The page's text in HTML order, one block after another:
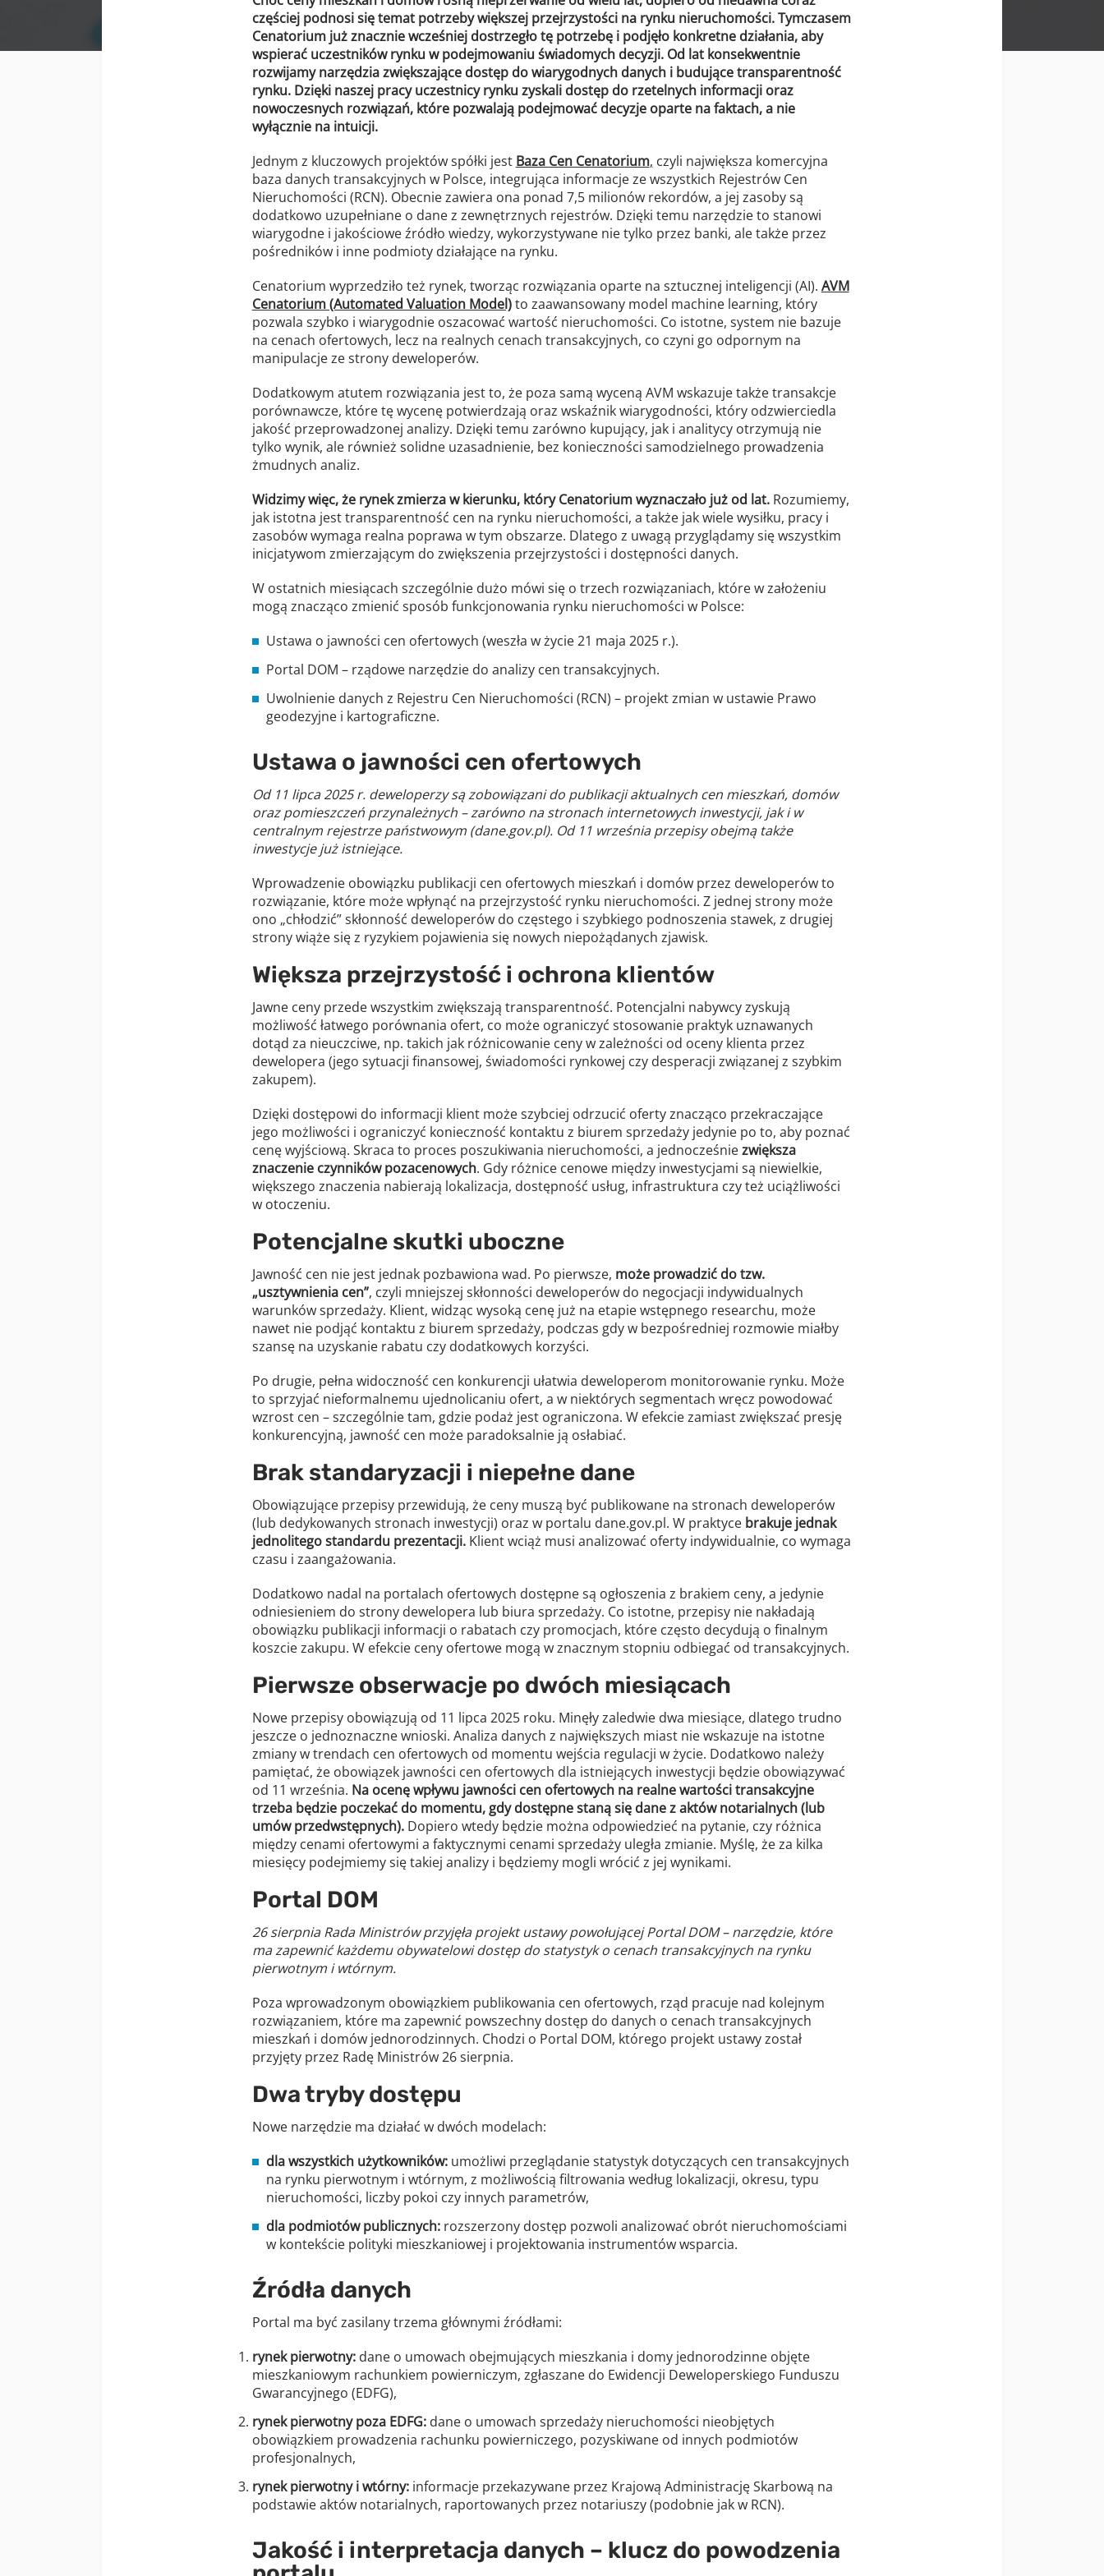
częściej podnosi się temat potrzeby większej przejrzystości na rynku nieruchomości. Tymczasem
Cenatorium już znacznie wcześniej dostrzegło tę potrzebę i podjęło konkretne działania, aby
wspierać uczestników rynku w podejmowaniu świadomych decyzji. Od lat konsekwentnie
rozwijamy narzędzia zwiększające dostęp do wiarygodnych danych i budujące transparentność
rynku. Dzięki naszej pracy uczestnicy rynku zyskali dostęp do rzetelnych informacji oraz
nowoczesnych rozwiązań, które pozwalają podejmować decyzje oparte na faktach, a nie
wyłącznie na intuicji.
Jednym z kluczowych projektów spółki jest Baza Cen Cenatorium, czyli największa komercyjna
baza danych transakcyjnych w Polsce, integrująca informacje ze wszystkich Rejestrów Cen
Nieruchomości (RCN). Obecnie zawiera ona ponad 7,5 milionów rekordów, a jej zasoby są
dodatkowo uzupełniane o dane z zewnętrznych rejestrów. Dzięki temu narzędzie to stanowi
wiarygodne i jakościowe źródło wiedzy, wykorzystywane nie tylko przez banki, ale także przez
pośredników i inne podmioty działające na rynku.
Cenatorium wyprzedziło też rynek, tworząc rozwiązania oparte na sztucznej inteligencji (AI). AVM
Cenatorium (Automated Valuation Model)to zaawansowany model machine learning, który
pozwala szybko i wiarygodnie oszacować wartość nieruchomości. Co istotne, system nie bazuje
na cenach ofertowych, lecz na realnych cenach transakcyjnych, co czyni go odpornym na
manipulacje ze strony deweloperów.
Dodatkowym atutem rozwiązania jest to, że poza samą wyceną AVM wskazuje także transakcje
porównawcze, które tę wycenę potwierdzają oraz wskaźnik wiarygodności, który odzwierciedla
jakość przeprowadzonej analizy. Dzięki temu zarówno kupujący, jak i analitycy otrzymują nie
tylko wynik, ale również solidne uzasadnienie, bez konieczności samodzielnego prowadzenia
żmudnych analiz.
Widzimy więc, że rynek zmierza w kierunku, który Cenatorium wyznaczało już od lat.Rozumiemy,
jak istotna jest transparentność cen na rynku nieruchomości, a także jak wiele wysiłku, pracy i
zasobów wymaga realna poprawa w tym obszarze. Dlatego z uwagą przyglądamy się wszystkim
inicjatywom zmierzającym do zwiększenia przejrzystości i dostępności danych.
W ostatnich miesiącach szczególnie dużo mówi się o trzech rozwiązaniach, które w założeniu
mogą znacząco zmienić sposób funkcjonowania rynku nieruchomości w Polsce:
Ustawa o jawności cen ofertowych (weszła w życie 21 maja 2025 r.).
Portal DOM – rządowe narzędzie do analizy cen transakcyjnych.
Uwolnienie danych z Rejestru Cen Nieruchomości (RCN) – projekt zmian w ustawie Prawo
geodezyjne i kartograficzne.
Ustawa o jawności cen ofertowych
Od 11 lipca 2025 r. deweloperzy są zobowiązani do publikacji aktualnych cen mieszkań, domów
oraz pomieszczeń przynależnych – zarówno na stronach internetowych inwestycji, jak i w
centralnym rejestrze państwowym (dane.gov.pl). Od 11 września przepisy obejmą także
inwestycje już istniejące.
Wprowadzenie obowiązku publikacji cen ofertowych mieszkań i domów przez deweloperów to
rozwiązanie, które może wpłynąć na przejrzystość rynku nieruchomości. Z jednej strony może
ono „chłodzić” skłonność deweloperów do częstego i szybkiego podnoszenia stawek, z drugiej
strony wiąże się z ryzykiem pojawienia się nowych niepożądanych zjawisk.
Większa przejrzystość i ochrona klientów
Jawne ceny przede wszystkim zwiększają transparentność. Potencjalni nabywcy zyskują
możliwość łatwego porównania ofert, co może ograniczyć stosowanie praktyk uznawanych
dotąd za nieuczciwe, np. takich jak różnicowanie ceny w zależności od oceny klienta przez
dewelopera (jego sytuacji finansowej, świadomości rynkowej czy desperacji związanej z szybkim
zakupem).
Dzięki dostępowi do informacji klient może szybciej odrzucić oferty znacząco przekraczające
jego możliwości i ograniczyć konieczność kontaktu z biurem sprzedaży jedynie po to, aby poznać
cenę wyjściową. Skraca to proces poszukiwania nieruchomości, a jednocześniezwiększa
znaczenie czynników pozacenowych. Gdy różnice cenowe między inwestycjami są niewielkie,
większego znaczenia nabierają lokalizacja, dostępność usług, infrastruktura czy też uciążliwości
w otoczeniu.
Potencjalne skutki uboczne
Jawność cen nie jest jednak pozbawiona wad. Po pierwsze, może prowadzić do tzw.
„usztywnienia cen”, czyli mniejszej skłonności deweloperów do negocjacji indywidualnych
warunków sprzedaży. Klient, widząc wysoką cenę już na etapie wstępnego researchu, może
nawet nie podjąć kontaktu z biurem sprzedaży, podczas gdy w bezpośredniej rozmowie miałby
szansę na uzyskanie rabatu czy dodatkowych korzyści.
Po drugie, pełna widoczność cen konkurencji ułatwia deweloperom monitorowanie rynku. Może
to sprzyjać nieformalnemu ujednolicaniu ofert, a w niektórych segmentach wręcz powodować
wzrost cen – szczególnie tam, gdzie podaż jest ograniczona. W efekcie zamiast zwiększać presję
konkurencyjną, jawność cen może paradoksalnie ją osłabiać.
Brak standaryzacji i niepełne dane
Obowiązujące przepisy przewidują, że ceny muszą być publikowane na stronach deweloperów
(lub dedykowanych stronach inwestycji) oraz w portalu dane.gov.pl. W praktyce brakuje jednak
jednolitego standardu prezentacji.Klient wciąż musi analizować oferty indywidualnie, co wymaga
czasu i zaangażowania.
Dodatkowo nadal na portalach ofertowych dostępne są ogłoszenia z brakiem ceny, a jedynie
odniesieniem do strony dewelopera lub biura sprzedaży. Co istotne, przepisy nie nakładają
obowiązku publikacji informacji o rabatach czy promocjach, które często decydują o finalnym
koszcie zakupu. W efekcie ceny ofertowe mogą w znacznym stopniu odbiegać od transakcyjnych.
Pierwsze obserwacje po dwóch miesiącach
Nowe przepisy obowiązują od 11 lipca 2025 roku. Minęły zaledwie dwa miesiące, dlatego trudno
jeszcze o jednoznaczne wnioski. Analiza danych z największych miast nie wskazuje na istotne
zmiany w trendach cen ofertowych od momentu wejścia regulacji w życie. Dodatkowo należy
pamiętać, że obowiązek jawności cen ofertowych dla istniejących inwestycji będzie obowiązywać
od 11 września. Na ocenę wpływu jawności cen ofertowych na realne wartości transakcyjne
trzeba będzie poczekać do momentu, gdy dostępne staną się dane z aktów notarialnych (lub
umów przedwstępnych). Dopiero wtedy będzie można odpowiedzieć na pytanie, czy różnica
między cenami ofertowymi a faktycznymi cenami sprzedaży uległa zmianie. Myślę, że za kilka
miesięcy podejmiemy się takiej analizy i będziemy mogli wrócić z jej wynikami.
Portal DOM
26 sierpnia Rada Ministrów przyjęła projekt ustawy powołującej Portal DOM – narzędzie, które
ma zapewnić każdemu obywatelowi dostęp do statystyk o cenach transakcyjnych na rynku
pierwotnym i wtórnym.
Poza wprowadzonym obowiązkiem publikowania cen ofertowych, rząd pracuje nad kolejnym
rozwiązaniem, które ma zapewnić powszechny dostęp do danych o cenach transakcyjnych
mieszkań i domów jednorodzinnych. Chodzi o Portal DOM, którego projekt ustawy został
przyjęty przez Radę Ministrów 26 sierpnia.
Dwa tryby dostępu
Nowe narzędzie ma działać w dwóch modelach:
dla wszystkich użytkowników:umożliwi przeglądanie statystyk dotyczących cen transakcyjnych
na rynku pierwotnym i wtórnym, z możliwością filtrowania według lokalizacji, okresu, typu
nieruchomości, liczby pokoi czy innych parametrów,
dla podmiotów publicznych:rozszerzony dostęp pozwoli analizować obrót nieruchomościami
w kontekście polityki mieszkaniowej i projektowania instrumentów wsparcia.
Źródła danych
Portal ma być zasilany trzema głównymi źródłami:
rynek pierwotny: dane o umowach obejmujących mieszkania i domy jednorodzinne objęte
mieszkaniowym rachunkiem powierniczym, zgłaszane do Ewidencji Deweloperskiego Funduszu
Gwarancyjnego (EDFG),
rynek pierwotny poza EDFG: dane o umowach sprzedaży nieruchomości nieobjętych
obowiązkiem prowadzenia rachunku powierniczego, pozyskiwane od innych podmiotów
profesjonalnych,
rynek pierwotny i wtórny:informacje przekazywane przez Krajową Administrację Skarbową na
podstawie aktów notarialnych, raportowanych przez notariuszy (podobnie jak w RCN).
Jakość i interpretacja danych – klucz do powodzenia
Pobierz raport
aby pobrać raport podaj swój adres email
POBIERZ
Chcę otrzymywać treści o charakterze marketingowym drogą e-mail od
Cenatorium Sp. z o.o. z siedzibą w Warszawie. Mam świadomość, że mogę
zrezygnować z subskrypcji w każdej chwili. Więcej informacji o